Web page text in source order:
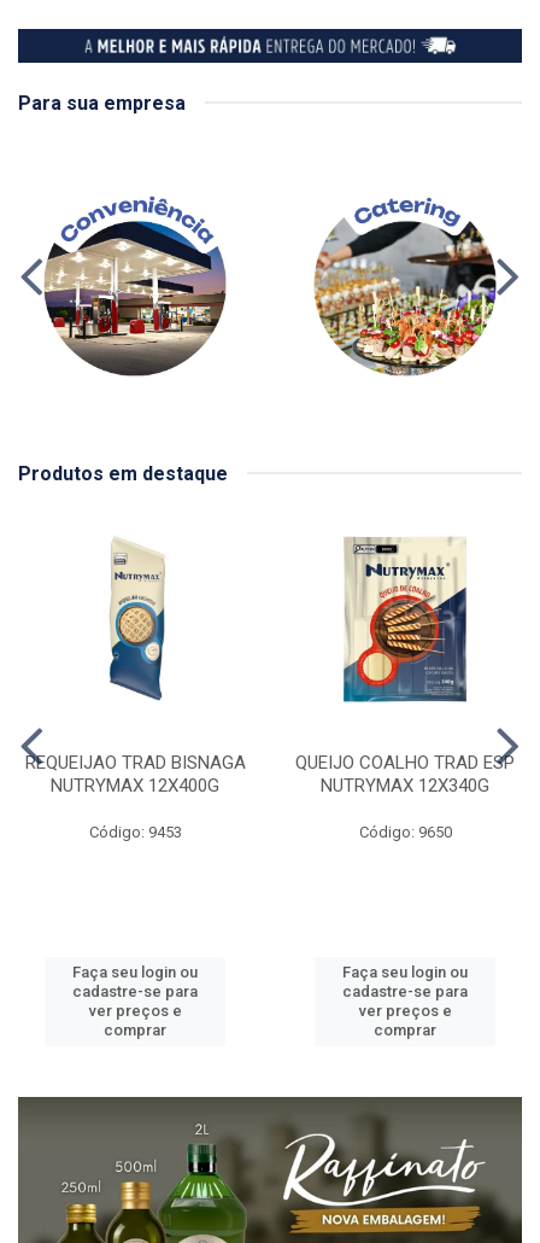
Para sua empresa
Produtos em destaque
REQUEIJAO TRAD BISNAGA
NUTRYMAX 12X400G
Código: 9453
Faça seu login ou
cadastre-se para
ver preços e
comprar
QUEIJO COALHO TRAD ESP
NUTRYMAX 12X340G
Código: 9650
Faça seu login ou
cadastre-se para
ver preços e
comprar